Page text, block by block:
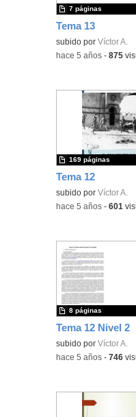
Tema 13
Contenido educativo.
subido porVíctor A.
7 páginas
-hace 5 años -875
Tema 12
Contenido educativo.
subido porVíctor A.
169 páginas
-hace 5 años -601
Tema 12 Nivel 2
Contenido educativo.
subido porVíctor A.
8 páginas
-hace 5 años -746